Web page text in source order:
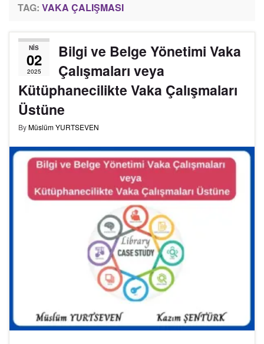
TAG: VAKA ÇALIŞMASI
NIS
02
2025
Bilgi ve Belge Yönetimi Vaka
Çalışmaları veya
Kütüphanecilikte Vaka Çalışmaları
Üstüne
ByMüslüm YURTSEVEN